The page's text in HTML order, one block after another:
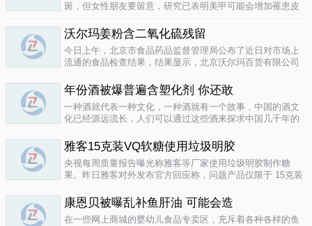
斑，但女性朋友要留意，研究已表明美甲可能会增加罹患皮
美甲很受欢迎是因为它可以防止指甲断裂。但专家表示，美
甲过程中用以硬化凝胶的光疗..
沃尔玛姜粉含二氧化硫残留
今日上午，北京市食品药品监督管理局公布了近日对市场上
流通的食品检查结果，结果显示，北京沃尔玛百货有限公司
款小食品甜蜜素超标。二氧化硫在我国禁止用于姜粉这类食
物，据市食药监局食品安全专家介绍..
年份酒被爆普遍含塑化剂 你还敢
一种酒就代表一种文化，一种酒就有一个故事，中国的酒文
化已经源远流长，人们可以通过这些酒来探求中国几千年的
有害又不能完全戒掉的原因，因为酒已经不只是一种可以喝
的饮品那么简单，就像茶一样有很厚..
雅客15克装VQ软糖使用垃圾明胶
央视每周质量报告曝光称雅客等厂家使用垃圾明胶制作糖
果。昨日雅客对外发布官方回应称，问题产品仅限于 15克装
生产该产品，并将嘉利达明胶原料全部封存。对已上市流通
产品，雅客表示已于3月15..
康恩贝被曝乱补鱼肝油 可能会造
在一些网上商城的婴幼儿食品专卖区，充斥着各种各样的鱼